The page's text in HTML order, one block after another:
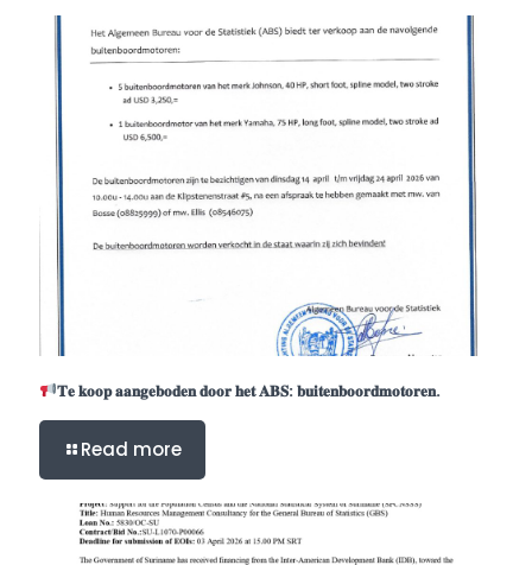
𝐓𝐞 𝐤𝐨𝐨𝐩 𝐚𝐚𝐧𝐠𝐞𝐛𝐨𝐝𝐞𝐧 𝐝𝐨𝐨𝐫 𝐡𝐞𝐭 𝐀𝐁𝐒: 𝐛𝐮𝐢𝐭𝐞𝐧𝐛𝐨𝐨𝐫𝐝𝐦𝐨𝐭𝐨𝐫𝐞𝐧.
Read more